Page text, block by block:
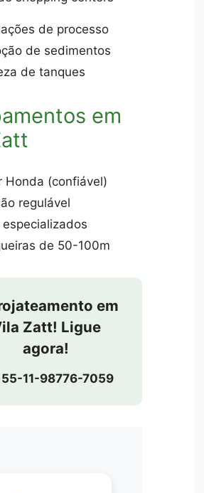
de processo
de sedimentos
de tanques
em
Honda (confiável)
regulável
especializados
de 50-100m
em
Zatt! Ligue
agora!
11-98776-7059